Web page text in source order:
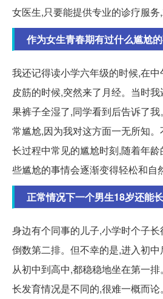
女医生,只要能提供专业的诊疗服务,
作为女生青春期有过什么尴尬
我还记得读小学六年级的时候,在
皮筋的时候,突然来了月经。当时
果裤子全湿了,同学看到后告诉了
常尴尬,因为我对这方面一无所知
长过程中常见的尴尬时刻,随着年
些尴尬的事情会逐渐变得轻松和自
正常情况下一个男生18岁还能
身边有个同事的儿子,小学时个子
倒数第二排。但不幸的是,进入初
从初中到高中,都稳稳地坐在第一
长发育情况是不同的,很难一概而